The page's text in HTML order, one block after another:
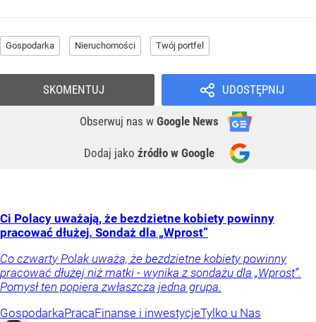
Gospodarka Nieruchomości Twój portfel
UDOSTĘPNIJ
Obserwuj nas w Google News
Dodaj jako źródło w Google
SKOMENTUJ
Ci Polacy uważają, że bezdzietne kobiety powinny
pracować dłużej. Sondaż dla „Wprost”
Co czwarty Polak uważa, że bezdzietne kobiety powinny
pracować dłużej niż matki - wynika z sondażu dla „Wprost”.
Pomysł ten popiera zwłaszcza jedna grupa.
GospodarkaPracaFinanse i inwestycjeTylko u Nas